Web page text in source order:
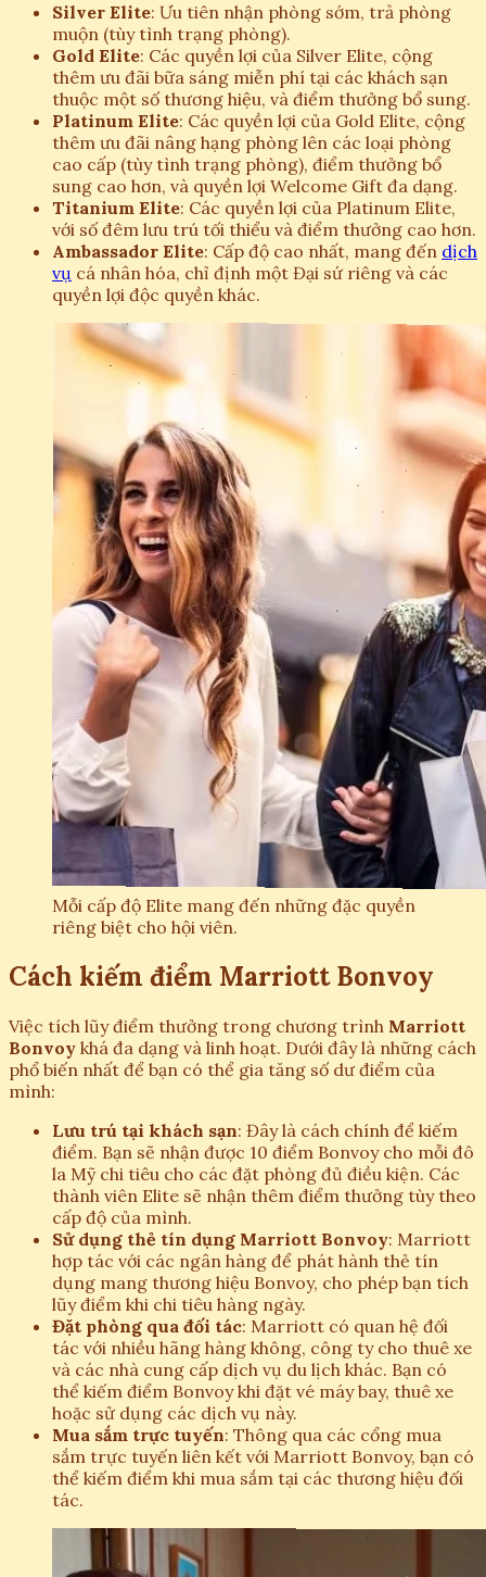
Silver Elite: Ưu tiên nhận phòng sớm, trả phòng
muộn (tùy tình trạng phòng).
Gold Elite: Các quyền lợi của Silver Elite, cộng
thêm ưu đãi bữa sáng miễn phí tại các khách sạn
thuộc một số thương hiệu, và điểm thưởng bổ sung.
Platinum Elite: Các quyền lợi của Gold Elite, cộng
thêm ưu đãi nâng hạng phòng lên các loại phòng
cao cấp (tùy tình trạng phòng), điểm thưởng bổ
sung cao hơn, và quyền lợi Welcome Gift đa dạng.
Titanium Elite: Các quyền lợi của Platinum Elite,
với số đêm lưu trú tối thiểu và điểm thưởng cao hơn.
Ambassador Elite: Cấp độ cao nhất, mang đến dịch
vụ cá nhân hóa, chỉ định một Đại sứ riêng và các
quyền lợi độc quyền khác.
Mỗi cấp độ Elite mang đến những đặc quyền
riêng biệt cho hội viên.
Cách kiếm điểm Marriott Bonvoy
Việc tích lũy điểm thưởng trong chương trình Marriott
Bonvoy khá đa dạng và linh hoạt. Dưới đây là những cách
phổ biến nhất để bạn có thể gia tăng số dư điểm của
mình:
Lưu trú tại khách sạn: Đây là cách chính để kiếm
điểm. Bạn sẽ nhận được 10 điểm Bonvoy cho mỗi đô
la Mỹ chi tiêu cho các đặt phòng đủ điều kiện. Các
thành viên Elite sẽ nhận thêm điểm thưởng tùy theo
cấp độ của mình.
Sử dụng thẻ tín dụng Marriott Bonvoy: Marriott
hợp tác với các ngân hàng để phát hành thẻ tín
dụng mang thương hiệu Bonvoy, cho phép bạn tích
lũy điểm khi chi tiêu hàng ngày.
Đặt phòng qua đối tác: Marriott có quan hệ đối
tác với nhiều hãng hàng không, công ty cho thuê xe
và các nhà cung cấp dịch vụ du lịch khác. Bạn có
thể kiếm điểm Bonvoy khi đặt vé máy bay, thuê xe
hoặc sử dụng các dịch vụ này.
Mua sắm trực tuyến: Thông qua các cổng mua
sắm trực tuyến liên kết với Marriott Bonvoy, bạn có
thể kiếm điểm khi mua sắm tại các thương hiệu đối
tác.